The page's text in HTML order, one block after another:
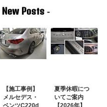
New Posts -
【施工事例】
メルセデス・
ベンツC220d
夏季休暇につ
いてご案内
【2026年】